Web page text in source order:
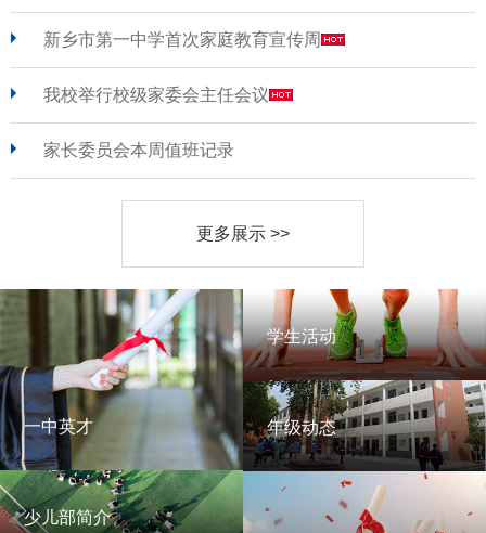
新乡市第一中学首次家庭教育宣传周
我校举行校级家委会主任会议
家长委员会本周值班记录
更多展示 >>
一中英才
一中英才
少儿部简介
学生活动
学生活动
年级动态
年级动态